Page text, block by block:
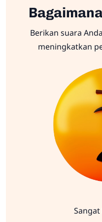
Berikan suara
meningkatkan
Sangat